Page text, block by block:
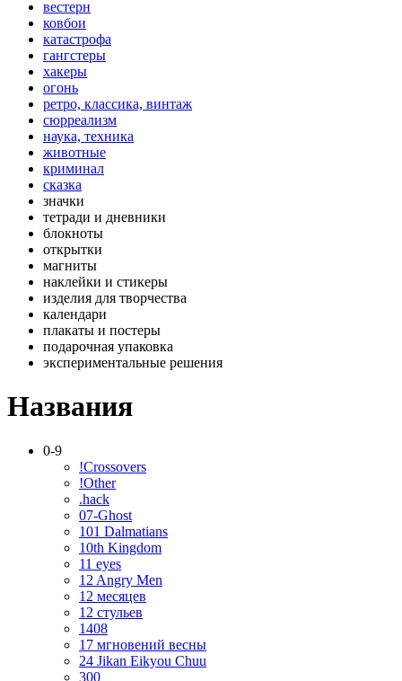
вестерн
ковбои
катастрофа
гангстеры
хакеры
огонь
ретро, классика, винтаж
сюрреализм
наука, техника
животные
криминал
сказка
значки
тетради и дневники
блокноты
открытки
магниты
наклейки и стикеры
изделия для творчества
календари
плакаты и постеры
подарочная упаковка
экспериментальные решения
Названия
0-9
!Crossovers
!Other
.hack
07-Ghost
101 Dalmatians
10th Kingdom
11 eyes
12 Angry Men
12 месяцев
12 стульев
1408
17 мгновений весны
24 Jikan Eikyou Chuu
300